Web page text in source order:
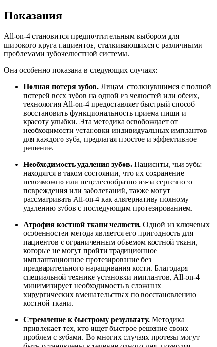
Показания
All-on-4 становится предпочтительным выбором для
широкого круга пациентов, сталкивающихся с различными
проблемами зубочелюстной системы.
Она особенно показана в следующих случаях:
Полная потеря зубов. Лицам, столкнувшимся с полной
потерей всех зубов на одной из челюстей или обеих,
технология All-on-4 предоставляет быстрый способ
восстановить функциональность приема пищи и
красоту улыбки. Эта методика освобождает от
необходимости установки индивидуальных имплантов
для каждого зуба, предлагая простое и эффективное
решение.
Необходимость удаления зубов. Пациенты, чьи зубы
находятся в таком состоянии, что их сохранение
невозможно или нецелесообразно из-за серьезного
повреждения или заболеваний, также могут
рассматривать All-on-4 как альтернативу полному
удалению зубов с последующим протезированием.
Атрофия костной ткани челюсти. Одной из ключевых
особенностей метода является его пригодность для
пациентов с ограниченным объемом костной ткани,
которые не могут пройти традиционное
имплантационное протезирование без
предварительного наращивания кости. Благодаря
специальной технике установки имплантов, All-on-4
минимизирует необходимость в сложных
хирургических вмешательствах по восстановлению
костной ткани.
Стремление к быстрому результату. Методика
привлекает тех, кто ищет быстрое решение своих
проблем с зубами. Во многих случаях протезы могут